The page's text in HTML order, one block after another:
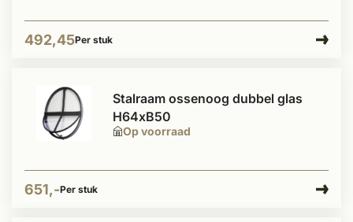
492,45Per stuk
Op voorraad
Stalraam ossenoog dubbel glas
H64xB50
651,-Per stuk